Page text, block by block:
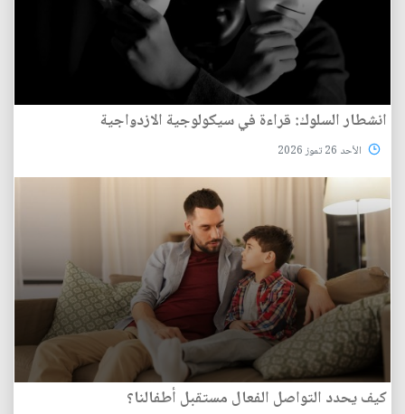
انشطار السلوك: قراءة في سيكولوجية الازدواجية
الأحد 26 تموز 2026
كيف يحدد التواصل الفعال مستقبل أطفالنا؟